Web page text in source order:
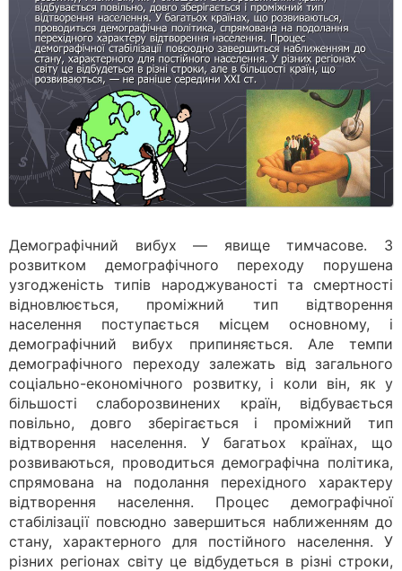
Демографічний вибух — явище тимчасове. З
розвитком демографічного переходу порушена
узгодженість типів народжуваності та смертності
відновлюється, проміжний тип відтворення
населення поступається місцем основному, і
демографічний вибух припиняється. Але темпи
демографічного переходу залежать від загального
соціально-економічного розвитку, і коли він, як у
більшості слаборозвинених країн, відбувається
повільно, довго зберігається і проміжний тип
відтворення населення. У багатьох країнах, що
розвиваються, проводиться демографічна політика,
спрямована на подолання перехідного характеру
відтворення населення. Процес демографічної
стабілізації повсюдно завершиться наближенням до
стану, характерного для постійного населення. У
різних регіонах світу це відбудеться в різні строки,